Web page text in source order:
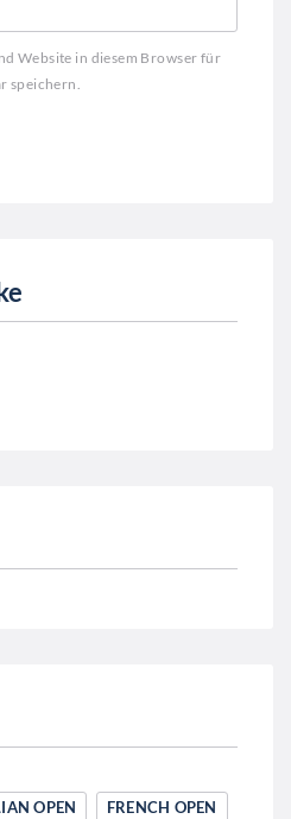
Website in diesem Browser für
speichern.
OPEN FRENCH OPEN